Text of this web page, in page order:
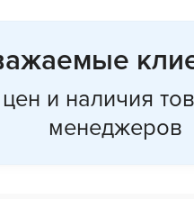
и наличия
менеджеров